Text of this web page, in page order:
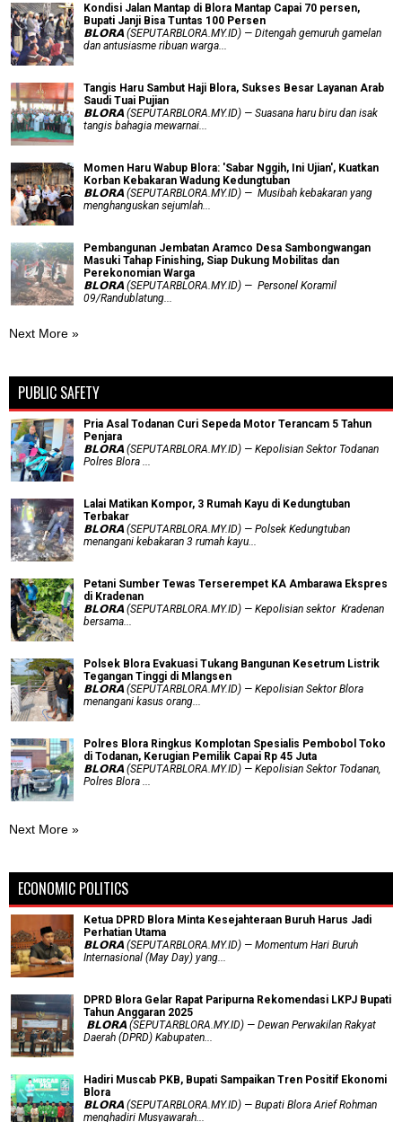
Kondisi Jalan Mantap di Blora Mantap Capai 70 persen,
Bupati Janji Bisa Tuntas 100 Persen
𝗕𝗟𝗢𝗥𝗔 (SEPUTARBLORA.MY.ID) — Ditengah gemuruh gamelan
dan antusiasme ribuan warga...
Tangis Haru Sambut Haji Blora, Sukses Besar Layanan Arab
Saudi Tuai Pujian
𝗕𝗟𝗢𝗥𝗔 (SEPUTARBLORA.MY.ID) — Suasana haru biru dan isak
tangis bahagia mewarnai...
Momen Haru Wabup Blora: ​'Sabar Nggih, Ini Ujian', Kuatkan
Korban Kebakaran Wadung Kedungtuban
𝗕𝗟𝗢𝗥𝗔 (SEPUTARBLORA.MY.ID) — Musibah kebakaran yang
menghanguskan sejumlah...
Pembangunan Jembatan Aramco Desa Sambongwangan
Masuki Tahap Finishing, Siap Dukung Mobilitas dan
Perekonomian Warga
𝗕𝗟𝗢𝗥𝗔 (SEPUTARBLORA.MY.ID) — Personel Koramil
09/Randublatung...
Next More »
PUBLIC SAFETY
Pria Asal Todanan Curi Sepeda Motor Terancam 5 Tahun
Penjara
𝗕𝗟𝗢𝗥𝗔 (SEPUTARBLORA.MY.ID) — Kepolisian Sektor Todanan
Polres Blora ...
Lalai Matikan Kompor, 3 Rumah Kayu di Kedungtuban
Terbakar
𝗕𝗟𝗢𝗥𝗔 (SEPUTARBLORA.MY.ID) — Polsek Kedungtuban
menangani kebakaran 3 rumah kayu...
Petani Sumber Tewas Terserempet KA Ambarawa Ekspres
di Kradenan
𝗕𝗟𝗢𝗥𝗔 (SEPUTARBLORA.MY.ID) — Kepolisian sektor Kradenan
bersama...
Polsek Blora Evakuasi Tukang Bangunan Kesetrum Listrik
Tegangan Tinggi di Mlangsen
𝗕𝗟𝗢𝗥𝗔 (SEPUTARBLORA.MY.ID) — Kepolisian Sektor Blora
menangani kasus orang...
Polres Blora Ringkus Komplotan Spesialis Pembobol Toko
di Todanan, Kerugian Pemilik Capai Rp 45 Juta
𝗕𝗟𝗢𝗥𝗔 (SEPUTARBLORA.MY.ID) — Kepolisian Sektor Todanan,
Polres Blora ...
Next More »
ECONOMIC POLITICS
Ketua DPRD Blora Minta Kesejahteraan Buruh Harus Jadi
Perhatian Utama
​𝗕𝗟𝗢𝗥𝗔 (SEPUTARBLORA.MY.ID) — Momentum Hari Buruh
Internasional (May Day) yang...
DPRD Blora Gelar Rapat Paripurna Rekomendasi LKPJ Bupati
Tahun Anggaran 2025
‎ 𝗕𝗟𝗢𝗥𝗔 (SEPUTARBLORA.MY.ID) — Dewan Perwakilan Rakyat
Daerah (DPRD) Kabupaten...
Hadiri Muscab PKB, Bupati Sampaikan Tren Positif Ekonomi
Blora
𝗕𝗟𝗢𝗥𝗔 (SEPUTARBLORA.MY.ID) — Bupati Blora Arief Rohman
menghadiri Musyawarah...